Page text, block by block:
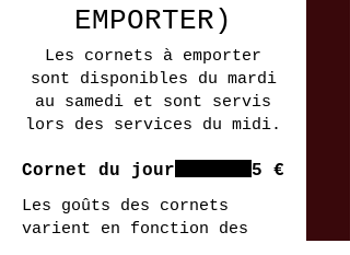
EMPORTER)
Les cornets à emporter
sont disponibles du mardi
au samedi et sont servis
lors des services du midi.
Cornet du jour
Les goûts des cornets
varient en fonction des
5 €